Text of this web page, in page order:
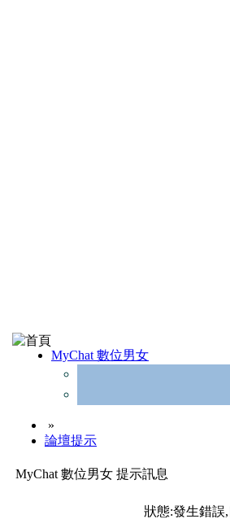
MyChat 數位男女
»
論壇提示
MyChat 數位男女 提示訊息
狀態:發生錯誤